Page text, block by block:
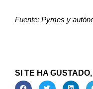
Fuente: Pymes y
SI TE HA